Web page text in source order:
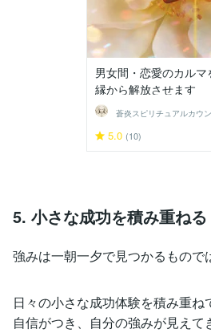
男女間・恋愛のカルマ
縁から解放させます
5.0 (10)
5. 小さな成功を積み重ねる
強みは一朝一夕で見つかるもので
日々の小さな成功体験を積み重
自信がつき、自分の強みが見えて